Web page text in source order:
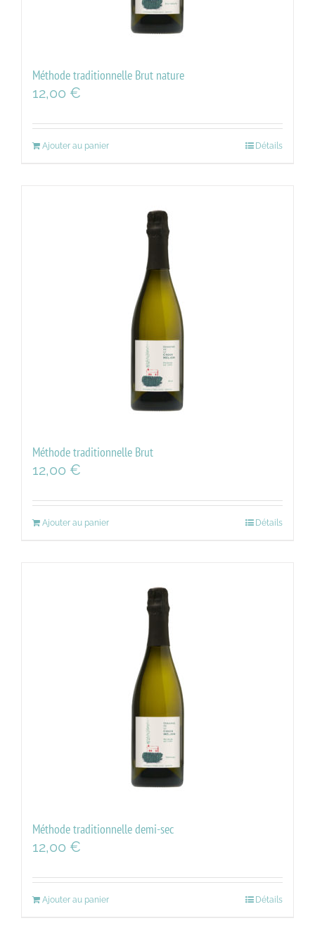
Méthode traditionnelle Brut nature
12,00 €
Ajouter au panier Détails
Méthode traditionnelle Brut
12,00 €
Ajouter au panier Détails
Méthode traditionnelle demi-sec
12,00 €
Ajouter au panier Détails